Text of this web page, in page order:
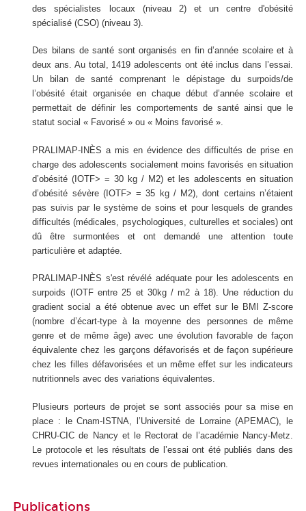
des spécialistes locaux (niveau 2) et un centre d'obésité
spécialisé (CSO) (niveau 3).
Des bilans de santé sont organisés en fin d’année scolaire et à
deux ans. Au total, 1419 adolescents ont été inclus dans l’essai.
Un bilan de santé comprenant le dépistage du surpoids/de
l’obésité était organisée en chaque début d’année scolaire et
permettait de définir les comportements de santé ainsi que le
statut social « Favorisé » ou « Moins favorisé ».
PRALIMAP-INÈS a mis en évidence des difficultés de prise en
charge des adolescents socialement moins favorisés en situation
d’obésité (IOTF> = 30 kg / M2) et les adolescents en situation
d’obésité sévère (IOTF> = 35 kg / M2), dont certains n’étaient
pas suivis par le système de soins et pour lesquels de grandes
difficultés (médicales, psychologiques, culturelles et sociales) ont
dû être surmontées et ont demandé une attention toute
particulière et adaptée.
PRALIMAP-INÈS s'est révélé adéquate pour les adolescents en
surpoids (IOTF entre 25 et 30kg / m2 à 18). Une réduction du
gradient social a été obtenue avec un effet sur le BMI Z-score
(nombre d’écart-type à la moyenne des personnes de même
genre et de même âge) avec une évolution favorable de façon
équivalente chez les garçons défavorisés et de façon supérieure
chez les filles défavorisées et un même effet sur les indicateurs
nutritionnels avec des variations équivalentes.
Plusieurs porteurs de projet se sont associés pour sa mise en
place : le Cnam-ISTNA, l’Université de Lorraine (APEMAC), le
CHRU-CIC de Nancy et le Rectorat de l’académie Nancy-Metz.
Le protocole et les résultats de l’essai ont été publiés dans des
revues internationales ou en cours de publication.
Publications